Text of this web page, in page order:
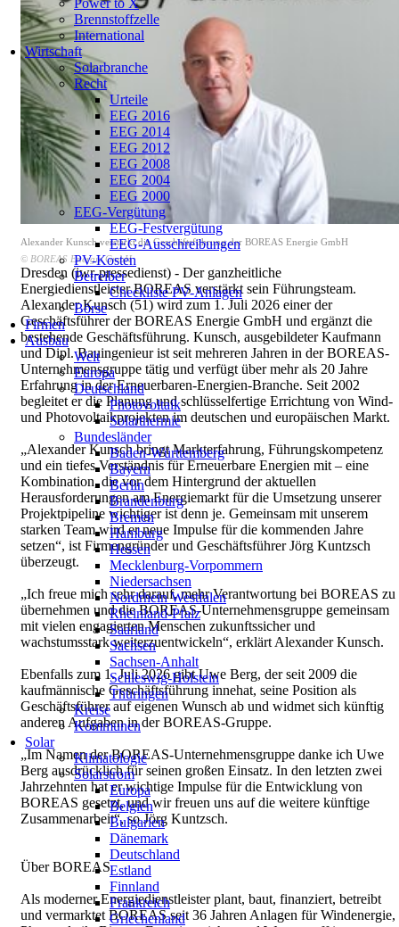
Power to X
Brennstoffzelle
International
Wirtschaft
Solarbranche
Recht
Urteile
EEG 2016
EEG 2014
EEG 2012
EEG 2008
EEG 2004
EEG 2000
EEG-Vergütung
EEG-Festvergütung
EEG-Ausschreibungen
PV-Kosten
Betreiber
Checkliste PV-Anlagen
Börse
Firmen
Ausbau
Welt
Europa
Deutschland
Photovoltaik
Solarthermie
Bundesländer
Baden-Württemberg
Bayern
Berlin
Brandenburg
Bremen
Hamburg
Hessen
Mecklenburg-Vorpommern
Niedersachsen
Nordrhein Westfalen
Rheinland-Pfalz
Saarland
Sachsen
Sachsen-Anhalt
Schleswig-Holstein
Thüringen
Kreise
Kommunen
Solar
Klimatologie
Solarstrom
Europa
Belgien
Bulgarien
Dänemark
Deutschland
Estland
Finnland
Frankreich
Griechenland
Alexander Kunsch verstärkt die Geschäftsführung der BOREAS Energie GmbH
© BOREAS Energie GmbH
Dresden (iwr-pressedienst) - Der ganzheitliche
Energiedienstleister BOREAS verstärkt sein Führungsteam.
Alexander Kunsch (51) wird zum 1. Juli 2026 einer der
Geschäftsführer der BOREAS Energie GmbH und ergänzt die
bestehende Geschäftsführung. Kunsch, ausgebildeter Kaufmann
und Dipl. Bauingenieur ist seit mehreren Jahren in der BOREAS-
Unternehmensgruppe tätig und verfügt über mehr als 20 Jahre
Erfahrung in der Erneuerbaren-Energien-Branche. Seit 2002
begleitet er die Planung und schlüsselfertige Errichtung von Wind-
und Photovoltaikprojekten im deutschen und europäischen Markt.
„Alexander Kunsch bringt Markterfahrung, Führungskompetenz
und ein tiefes Verständnis für Erneuerbare Energien mit – eine
Kombination, die vor dem Hintergrund der aktuellen
Herausforderungen am Energiemarkt für die Umsetzung unserer
Projektpipeline wichtiger ist denn je. Gemeinsam mit unserem
starken Team wird er neue Impulse für die kommenden Jahre
setzen“, ist Firmengründer und Geschäftsführer Jörg Kuntzsch
überzeugt.
„Ich freue mich sehr darauf, mehr Verantwortung bei BOREAS zu
übernehmen und die BOREAS-Unternehmensgruppe gemeinsam
mit vielen engagierten Menschen zukunftssicher und
wachstumsstark weiterzuentwickeln“, erklärt Alexander Kunsch.
Ebenfalls zum 1. Juli 2026 gibt Uwe Berg, der seit 2009 die
kaufmännische Geschäftsführung innehat, seine Position als
Geschäftsführer auf eigenen Wunsch ab und widmet sich künftig
anderen Aufgaben in der BOREAS-Gruppe.
„Im Namen der BOREAS-Unternehmensgruppe danke ich Uwe
Berg ausdrücklich für seinen großen Einsatz. In den letzten zwei
Jahrzehnten hat er wichtige Impulse für die Entwicklung von
BOREAS gesetzt, und wir freuen uns auf die weitere künftige
Zusammenarbeit“, so Jörg Kuntzsch.
Über BOREAS
Als moderner Energiedienstleister plant, baut, finanziert, betreibt
und vermarktet BOREAS seit 36 Jahren Anlagen für Windenergie,